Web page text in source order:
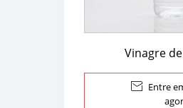
Vinagre
 Entre